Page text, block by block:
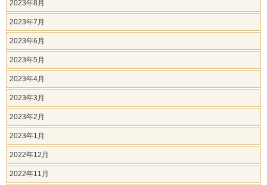
2023年8月
2023年7月
2023年6月
2023年5月
2023年4月
2023年3月
2023年2月
2023年1月
2022年12月
2022年11月